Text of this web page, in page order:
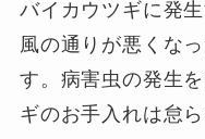
バイカウツギに発
風の通りが悪くな
す。病害虫の発生
ギのお手入れは怠